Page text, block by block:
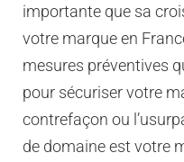
importante que sa
votre marque en
mesures préventives
pour sécuriser votre
contrefaçon ou
de domaine est votre